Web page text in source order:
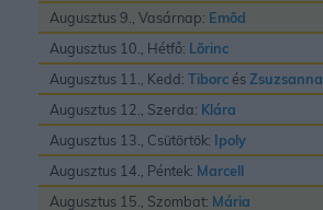
Augusztus 9., Vasárnap: Emõd
Augusztus 10., Hétfő: Lõrinc
Augusztus 11., Kedd: Tiborc ésZsuzsanna
Augusztus 12., Szerda: Klára
Augusztus 13., Csütörtök: Ipoly
Augusztus 14., Péntek: Marcell
Augusztus 15., Szombat: Mária